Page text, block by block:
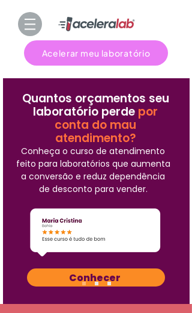
Acelerar meu laboratório
Quantos orçamentos seu
laboratório perde por
conta do mau
atendimento?
Conheça o curso de atendimento
feito para laboratórios que aumenta
a conversão e reduz dependência
de desconto para vender.
Conhecer